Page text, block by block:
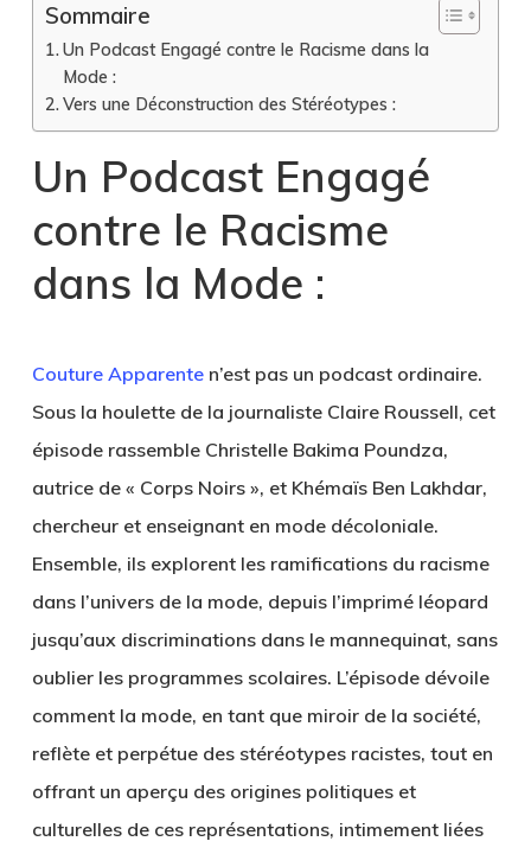
Sommaire
Un Podcast Engagé contre le Racisme dans la
Mode :
Vers une Déconstruction des Stéréotypes :
Un Podcast Engagé
contre le Racisme
dans la Mode :
Couture Apparenten’est pas un podcast ordinaire.
Sous la houlette de la journaliste Claire Roussell, cet
épisode rassemble Christelle Bakima Poundza,
autrice de « Corps Noirs », et Khémaïs Ben Lakhdar,
chercheur et enseignant en mode décoloniale.
Ensemble, ils explorent les ramifications du racisme
dans l’univers de la mode, depuis l’imprimé léopard
jusqu’aux discriminations dans le mannequinat, sans
oublier les programmes scolaires. L’épisode dévoile
comment la mode, en tant que miroir de la société,
reflète et perpétue des stéréotypes racistes, tout en
offrant un aperçu des origines politiques et
culturelles de ces représentations, intimement liées